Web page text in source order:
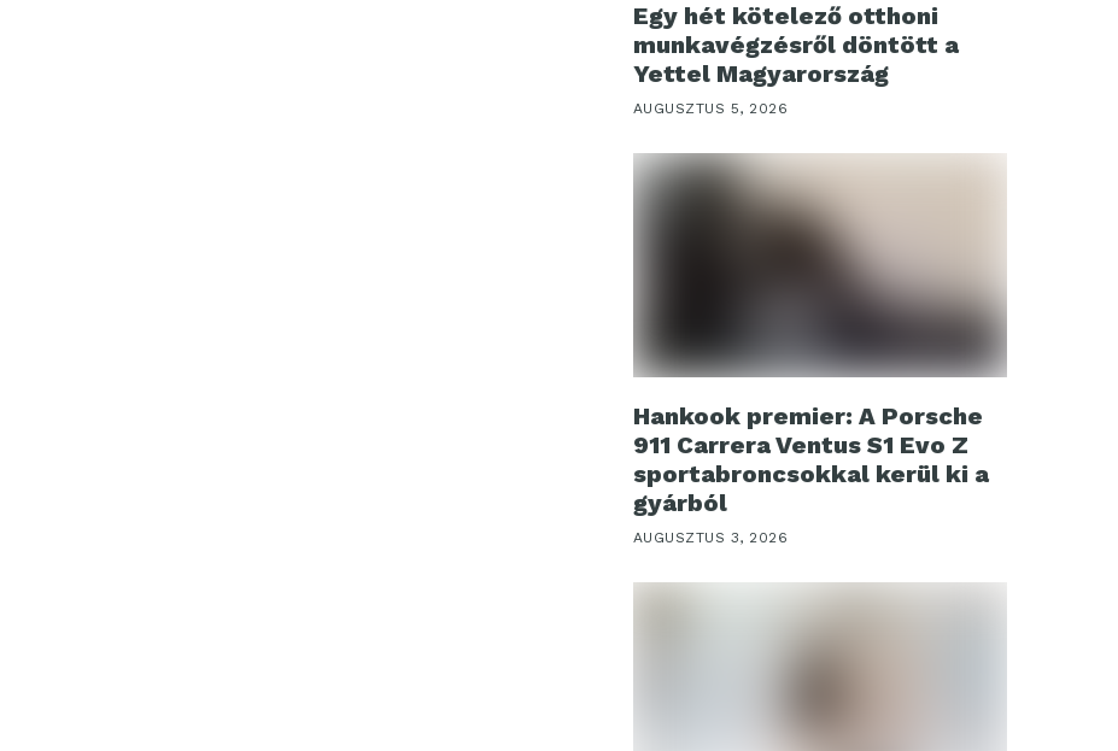
Egy hét kötelező otthoni
munkavégzésről döntött a
Yettel Magyarország
AUGUSZTUS 5, 2026
Hankook premier: A Porsche
911 Carrera Ventus S1 Evo Z
sportabroncsokkal kerül ki a
gyárból
AUGUSZTUS 3, 2026